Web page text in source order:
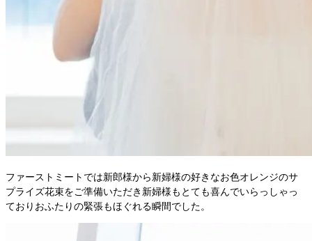
ファーストミートでは新郎様から新婦様の好きなお色オレンジのサ
プライズ花束をご準備いただき新婦様もとても喜んでいらっしゃっ
ておりおふたりの緊張もほぐれる瞬間でした。